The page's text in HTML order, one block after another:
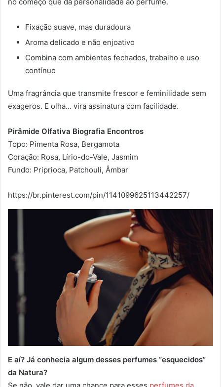
Fixação suave, mas duradoura
Aroma delicado e não enjoativo
Combina com ambientes fechados, trabalho e uso
contínuo
Uma fragrância que transmite frescor e feminilidade sem
exageros. E olha… vira assinatura com facilidade.
Pirâmide Olfativa Biografia Encontros
Topo: Pimenta Rosa, Bergamota
Coração: Rosa, Lírio-do-Vale, Jasmim
Fundo: Priprioca, Patchouli, Âmbar
https://br.pinterest.com/pin/1141099625113442257/
E aí? Já conhecia algum desses perfumes “esquecidos”
da Natura?
Se não, vale dar uma chance para esses perfumes da